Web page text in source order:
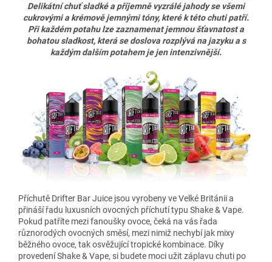
Delikátní chuť sladké a příjemně vyzrálé jahody se všemi
cukrovými a krémově jemnými tóny, které k této chuti patří.
Při každém potahu lze zaznamenat jemnou šťavnatost a
bohatou sladkost, která se doslova rozplývá na jazyku a s
každým dalším potahem je jen intenzivnější.
Příchutě Drifter Bar Juice jsou vyrobeny ve Velké Británii a
přináší řadu luxusních ovocných příchutí typu Shake & Vape.
Pokud patříte mezi fanoušky ovoce, čeká na vás řada
různorodých ovocných směsí, mezi nimiž nechybí jak mixy
běžného ovoce, tak osvěžující tropické kombinace. Díky
provedení Shake & Vape, si budete moci užit záplavu chuti po